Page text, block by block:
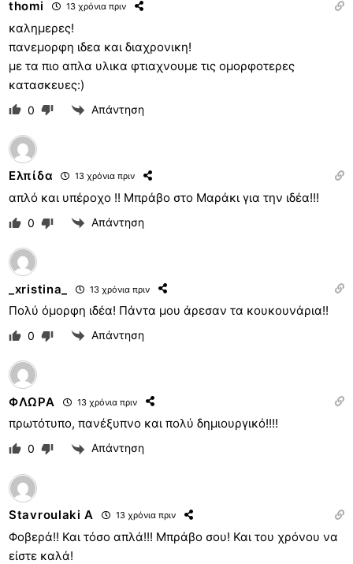
thomi 13 χρόνια πριν
καλημερες!
πανεμορφη ιδεα και διαχρονικη!
με τα πιο απλα υλικα φτιαχνουμε τις ομορφοτερες
κατασκευες:)
0 Απάντηση
Ελπίδα 13 χρόνια πριν
απλό και υπέροχο !! Μπράβο στο Μαράκι για την ιδέα!!!
0 Απάντηση
_xristina_ 13 χρόνια πριν
Πολύ όμορφη ιδέα! Πάντα μου άρεσαν τα κουκουνάρια!!
0 Απάντηση
ΦΛΩΡΑ 13 χρόνια πριν
πρωτότυπο, πανέξυπνο και πολύ δημιουργικό!!!!
0 Απάντηση
Stavroulaki A 13 χρόνια πριν
Φοβερά!! Και τόσο απλά!!! Μπράβο σου! Και του χρόνου να
είστε καλά!